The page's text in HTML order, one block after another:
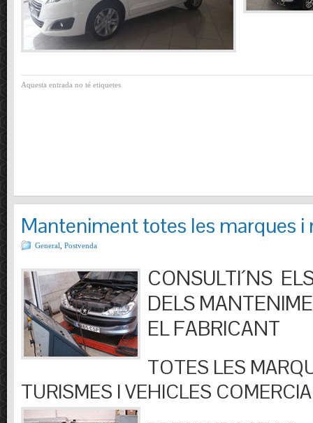
Aquesta entrada no té etiquetes
Manteniment totes les marques i
General Postvenda
CONSULTI´NS
DELS
EL FABRICANT
TOTES LES
TURISMES I VEHICLES